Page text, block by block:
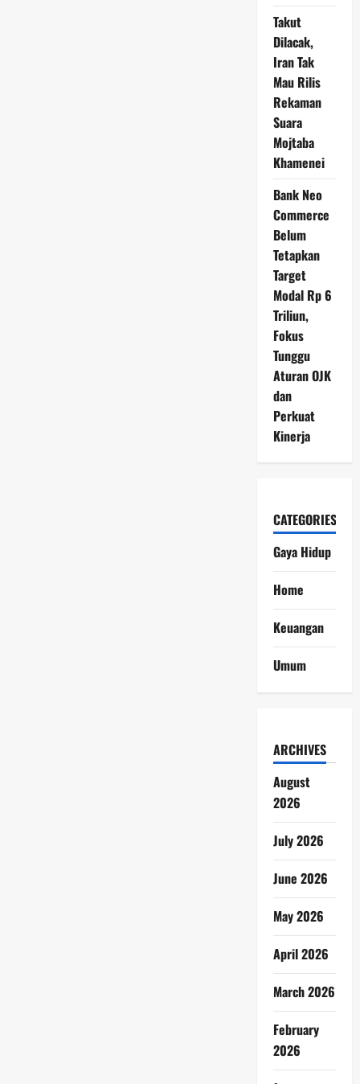
Takut
Dilacak,
Iran Tak
Mau Rilis
Rekaman
Suara
Mojtaba
Khamenei
Bank Neo
Commerce
Belum
Tetapkan
Target
Modal Rp 6
Triliun,
Fokus
Tunggu
Aturan OJK
dan
Perkuat
Kinerja
CATEGORIES
Gaya Hidup
Home
Keuangan
Umum
ARCHIVES
August
2026
July 2026
June 2026
May 2026
April 2026
March 2026
February
2026